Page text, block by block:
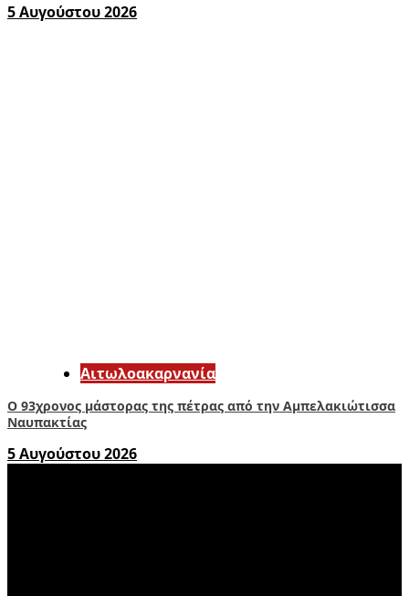
5 Αυγούστου 2026
Αιτωλοακαρνανία
Ο 93χρονος μάστορας της πέτρας από την Αμπελακιώτισσα
Ναυπακτίας
5 Αυγούστου 2026